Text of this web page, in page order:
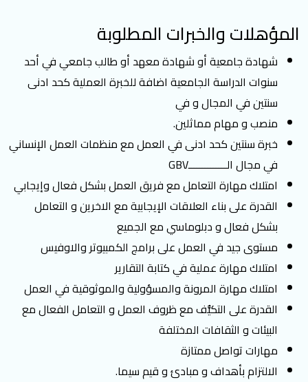
المؤهلات والخبرات المطلوبة
شهادة جامعية أو شهادة معهد أو طالب جامعي في أحد
سنوات الدراسة الجامعية اضافة للخبرة العملية كحد ادنى
سنتين في المجال و في
منصب و مهام مماثلين.
خبرة سنتين كحد ادنى في العمل مع منظمات العمل الإنساني
في مجال الــــــــــــــGBV
امتلاك مهارة التعامل مع فريق العمل بشكل فعال وإيجابي
القدرة على بناء العلاقات الإيجابية مع الاخرين و التعامل
بشكل فعال و دبلوماسي مع الجميع
مستوى جيد في العمل على برامج الكمبيوتر والاوفيس
امتلاك مهارة عملية في كتابة التقارير
امتلاك مهارة المرونة والمسؤولية والموثوقية في العمل
القدرة على التكيُّف مع ظروف العمل و التعامل الفعال مع
البيئات و الثقافات المختلفة
مهارات تواصل ممتازة
الالتزام بأهداف و مبادئ و قيم سيما.